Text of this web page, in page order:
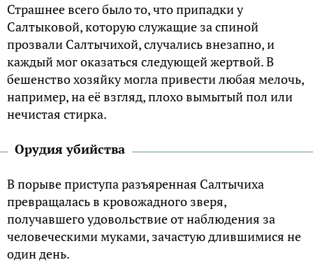
Страшнее всего было то, что припадки у
Салтыковой, которую служащие за спиной
прозвали Салтычихой, случались внезапно, и
каждый мог оказаться следующей жертвой. В
бешенство хозяйку могла привести любая мелочь,
например, на её взгляд, плохо вымытый пол или
нечистая стирка.
Орудия убийства
В порыве приступа разъяренная Салтычиха
превращалась в кровожадного зверя,
получавшего удовольствие от наблюдения за
человеческими муками, зачастую длившимися не
один день.